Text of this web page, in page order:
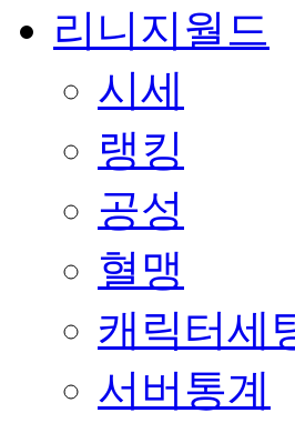
리니지월드
시세
랭킹
공성
혈맹
캐릭터세
서버통계